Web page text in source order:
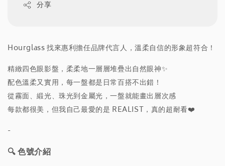
分享
Hourglass 找來惠利擔任品牌代言人，溫柔自信的形象超符合！
精緻四色眼影盤，柔柔地一層層堆疊出自然眼神✨
配色溫柔又實用，每一盤都是日常百搭不出錯！
從霧面、緞光、珠光到金屬光，一盤就能畫出層次感
每款都很美，但我自己最愛的是 REALIST，真的超耐看❤️
-
🔍 色號介紹